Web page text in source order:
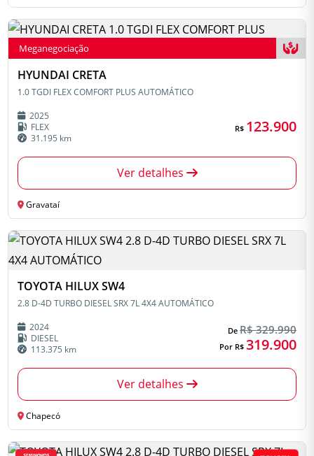
Meganegociação
HYUNDAI CRETA
1.0 TGDI FLEX COMFORT PLUS AUTOMÁTICO
2025
FLEX
31.195 km
R$ 123.900
Ver detalhes
Gravataí
TOYOTA HILUX SW4
2.8 D-4D TURBO DIESEL SRX 7L 4X4 AUTOMÁTICO
2024
DIESEL
113.375 km
De R$ 329.990
Por R$ 319.900
Ver detalhes
Chapecó